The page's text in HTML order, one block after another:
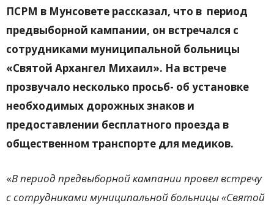
ПСРМ в Мунсовете рассказал, что в период
предвыборной кампании, он встречался с
сотрудниками муниципальной больницы
«Святой Архангел Михаил». На встрече
прозвучало несколько просьб- об установке
необходимых дорожных знаков и
предоставлении бесплатного проезда в
общественном транспорте для медиков.
«В период предвыборной кампании провел встречу
с сотрудниками муниципальной больницы «Святой